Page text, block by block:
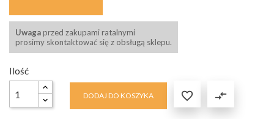
Uwaga przed zakupami ratalnymi
prosimy skontaktować się z obsługą sklepu.
Ilość
DODAJ DO KOSZYKA  compare_arrows